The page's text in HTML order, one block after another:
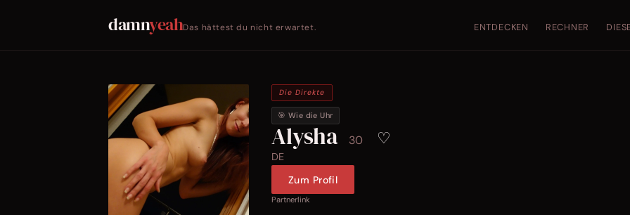
damnyeahDas hättest du nicht erwartet. ENTDECKEN RECHNER
Die Direkte
🎯 Wie die Uhr
Alysha 30 ♡
DE
Zum Profil
Partnerlink